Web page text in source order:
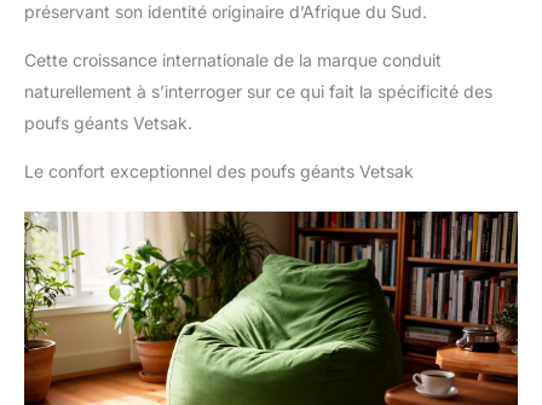
préservant son identité originaire d’Afrique du Sud.
Cette croissance internationale de la marque conduit
naturellement à s’interroger sur ce qui fait la spécificité des
poufs géants Vetsak.
Le confort exceptionnel des poufs géants Vetsak